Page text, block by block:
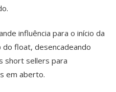
influência para o início da
float, desencadeando
short sellers para
em aberto.